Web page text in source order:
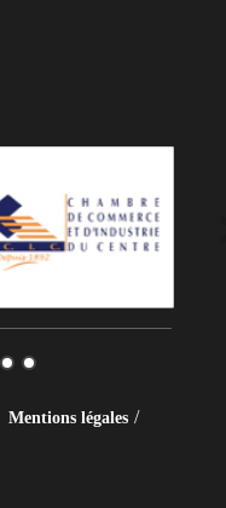
Mentions légales /